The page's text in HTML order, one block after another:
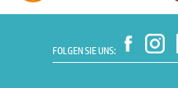
FOLGEN SIE UNS: